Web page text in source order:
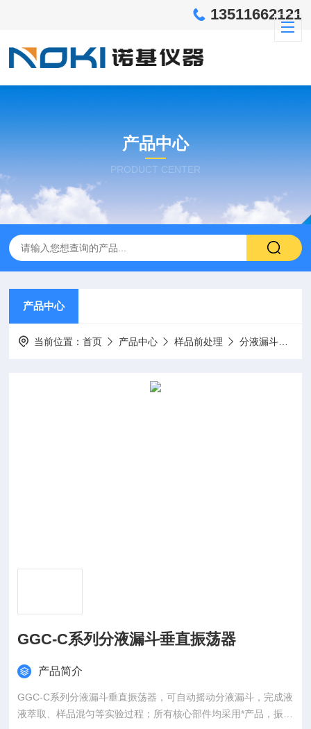
13511662121
产品中心
PRODUCT CENTER
产品中心
当前位置：首页 产品中心 样品前处理 分液漏斗振荡器
GGC-C系列分液漏斗垂直振荡器
产品简介
GGC-C系列分液漏斗垂直振荡器，可自动摇动分液漏斗，完成液
液萃取、样品混匀等实验过程；所有核心部件均采用*产品，振幅